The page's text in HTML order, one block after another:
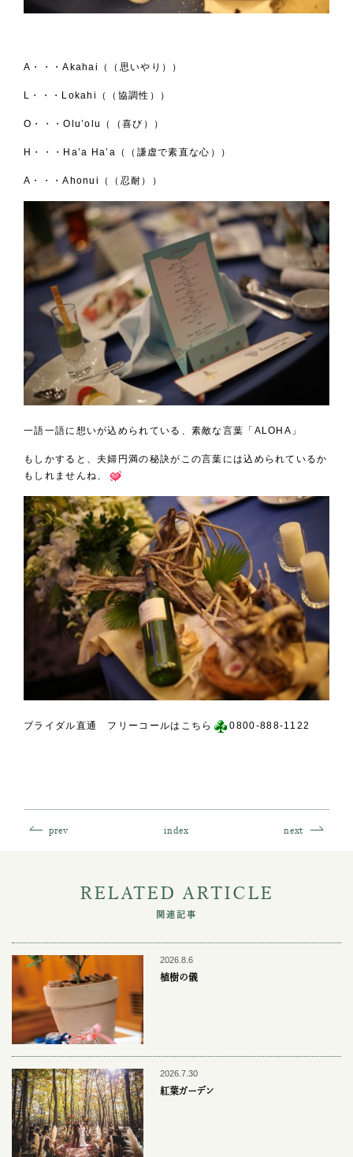
A・・・Akahai（（思いやり））
L・・・Lokahi（（協調性））
O・・・Olu’olu（（喜び））
H・・・Ha’a Ha’a（（謙虚で素直な心））
A・・・Ahonui（（忍耐））
一語一語に想いが込められている、素敵な言葉「ALOHA」
もしかすると、夫婦円満の秘訣がこの言葉には込められているか
もしれませんね、
ブライダル直通 フリーコールはこちら 0800-888-1122
prev index next
RELATED ARTICLE
関連記事
2026.8.6
植樹の儀
2026.7.30
紅葉ガーデン